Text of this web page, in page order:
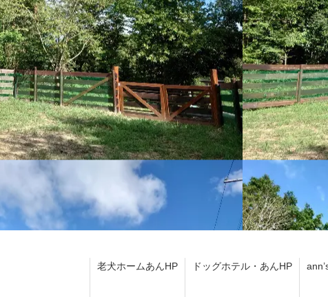
老犬ホームあんHP ドッグホテル・あんHP